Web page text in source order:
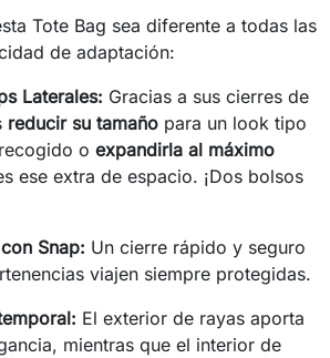
Tote Bag sea diferente a todas las
de adaptación:
Laterales: Gracias a sus cierres de
reducir su tamaño para un look tipo
oexpandirla al máximo
ese extra de espacio. ¡Dos bolsos
Snap: Un cierre rápido y seguro
viajen siempre protegidas.
El exterior de rayas aporta
mientras que el interior de